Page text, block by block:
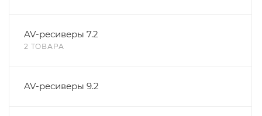
AV-ресиверы 7.2
2 ТОВАРА
AV-ресиверы 9.2